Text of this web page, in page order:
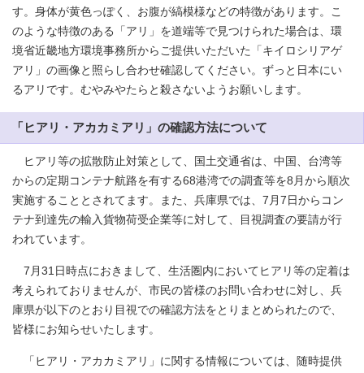
す。身体が黄色っぽく、お腹が縞模様などの特徴があります。こ
のような特徴のある「アリ」を道端等で見つけられた場合は、環
境省近畿地方環境事務所からご提供いただいた「キイロシリアゲ
アリ」の画像と照らし合わせ確認してください。ずっと日本にい
るアリです。むやみやたらと殺さないようお願いします。
「ヒアリ・アカカミアリ」の確認方法について
ヒアリ等の拡散防止対策として、国土交通省は、中国、台湾等
からの定期コンテナ航路を有する68港湾での調査等を8月から順次
実施することとされてます。また、兵庫県では、7月7日からコン
テナ到達先の輸入貨物荷受企業等に対して、目視調査の要請が行
われています。
7月31日時点におきまして、生活圏内においてヒアリ等の定着は
考えられておりませんが、市民の皆様のお問い合わせに対し、兵
庫県が以下のとおり目視での確認方法をとりまとめられたので、
皆様にお知らせいたします。
「ヒアリ・アカカミアリ」に関する情報については、随時提供